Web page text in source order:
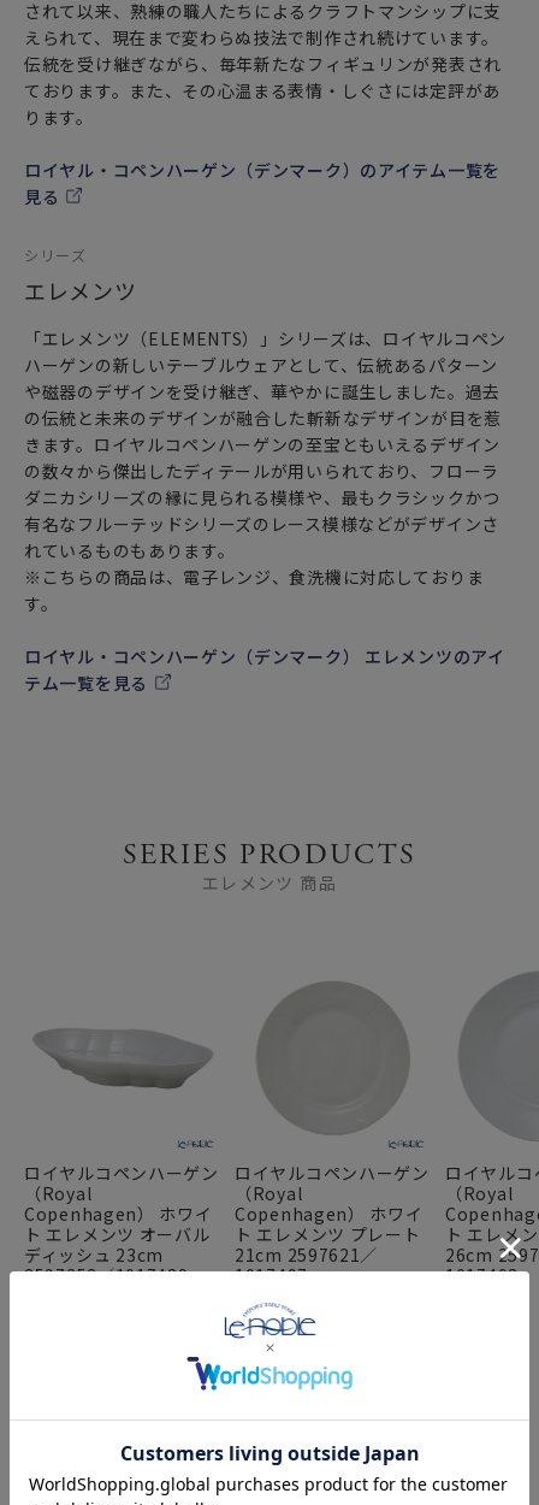
されて以来、熟練の職人たちによるクラフトマンシップに支
えられて、現在まで変わらぬ技法で制作され続けています。
伝統を受け継ぎながら、毎年新たなフィギュリンが発表され
ております。また、その心温まる表情・しぐさには定評があ
ります。
ロイヤル・コペンハーゲン（デンマーク）のアイテム一覧を
見る
シリーズ
エレメンツ
「エレメンツ（ELEMENTS）」シリーズは、ロイヤルコペン
ハーゲンの新しいテーブルウェアとして、伝統あるパターン
や磁器のデザインを受け継ぎ、華やかに誕生しました。過去
の伝統と未来のデザインが融合した斬新なデザインが目を惹
きます。ロイヤルコペンハーゲンの至宝ともいえるデザイン
の数々から傑出したディテールが用いられており、フローラ
ダニカシリーズの縁に見られる模様や、最もクラシックかつ
有名なフルーテッドシリーズのレース模様などがデザインさ
れているものもあります。
※こちらの商品は、電子レンジ、食洗機に対応しておりま
す。
ロイヤル・コペンハーゲン（デンマーク） エレメンツのアイ
テム一覧を見る
SERIES PRODUCTS
エレメンツ 商品
ロイヤルコペンハーゲン
（Royal
Copenhagen） ホワイ
ト エレメンツ オーバル
ディッシュ 23cm
2597353／1017489
ロイヤルコペンハーゲン
（Royal
Copenhagen） ホワイ
ト エレメンツ プレート
21cm 2597621／
1017497
ロイヤル
（Royal
ト エレメ
26cm
1017498
FEATURE
特集